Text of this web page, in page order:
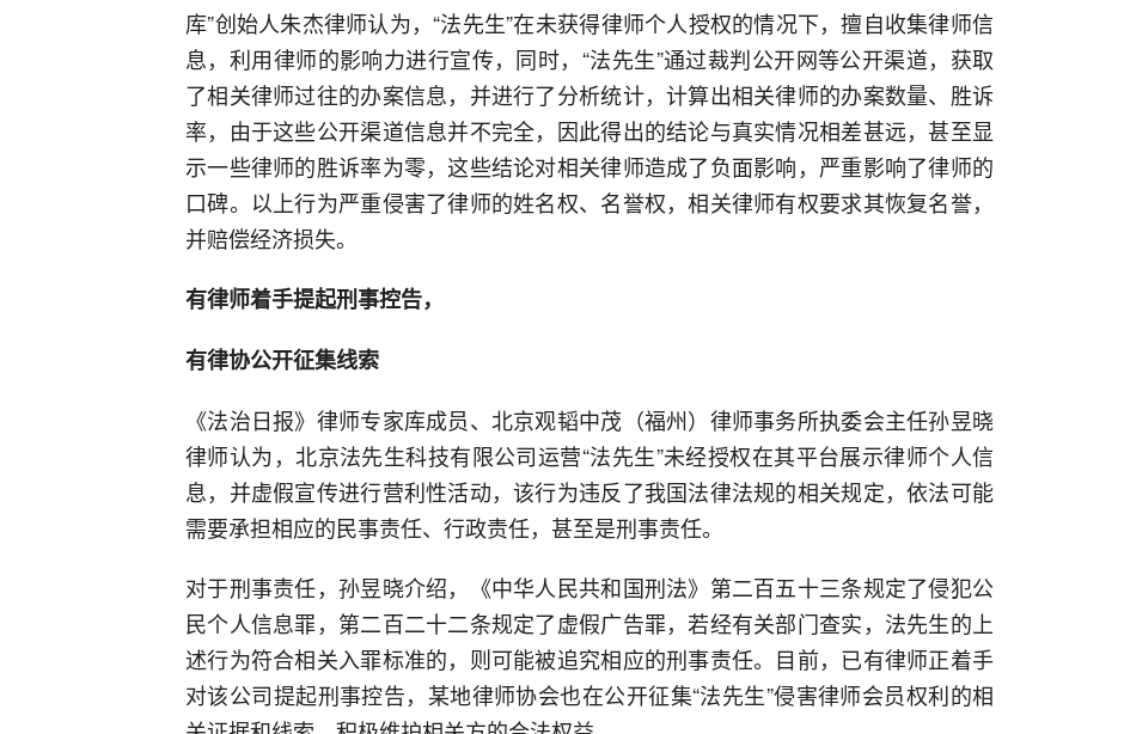
库”创始人朱杰律师认为，“法先生”在未获得律师个人授权的情况下，擅自收集律师信
息，利用律师的影响力进行宣传，同时，“法先生”通过裁判公开网等公开渠道，获取
了相关律师过往的办案信息，并进行了分析统计，计算出相关律师的办案数量、胜诉
率，由于这些公开渠道信息并不完全，因此得出的结论与真实情况相差甚远，甚至显
示一些律师的胜诉率为零，这些结论对相关律师造成了负面影响，严重影响了律师的
口碑。以上行为严重侵害了律师的姓名权、名誉权，相关律师有权要求其恢复名誉，
并赔偿经济损失。
有律师着手提起刑事控告，
有律协公开征集线索
《法治日报》律师专家库成员、北京观韬中茂（福州）律师事务所执委会主任孙昱晓
律师认为，北京法先生科技有限公司运营“法先生”未经授权在其平台展示律师个人信
息，并虚假宣传进行营利性活动，该行为违反了我国法律法规的相关规定，依法可能
需要承担相应的民事责任、行政责任，甚至是刑事责任。
对于刑事责任，孙昱晓介绍，《中华人民共和国刑法》第二百五十三条规定了侵犯公
民个人信息罪，第二百二十二条规定了虚假广告罪，若经有关部门查实，法先生的上
述行为符合相关入罪标准的，则可能被追究相应的刑事责任。目前，已有律师正着手
对该公司提起刑事控告，某地律师协会也在公开征集“法先生”侵害律师会员权利的相